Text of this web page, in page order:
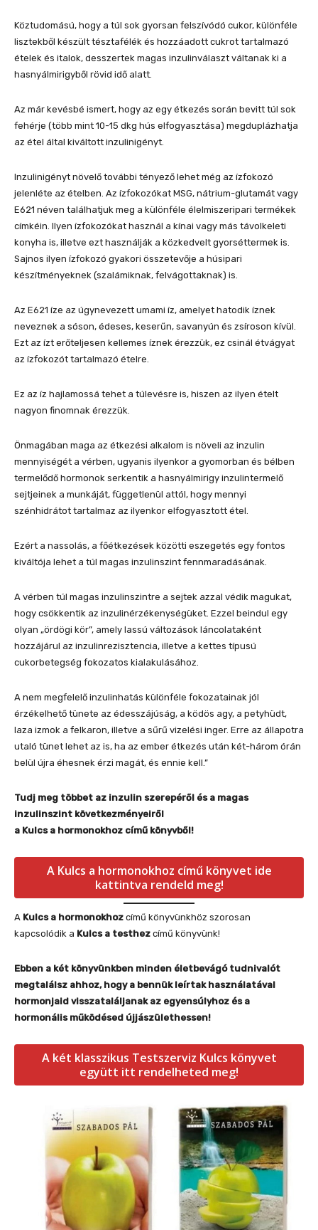
Köztudomású, hogy a túl sok gyorsan felszívódó cukor, különféle
lisztekből készült tésztafélék és hozzáadott cukrot tartalmazó
ételek és italok, desszertek magas inzulinválaszt váltanak ki a
hasnyálmirigyből rövid idő alatt.
Az már kevésbé ismert, hogy az egy étkezés során bevitt túl sok
fehérje (több mint 10-15 dkg hús elfogyasztása) megduplázhatja
az étel által kiváltott inzulinigényt.
Inzulinigényt növelő további tényező lehet még az ízfokozó
jelenléte az ételben. Az ízfokozókat MSG, nátrium-glutamát vagy
E621 néven találhatjuk meg a különféle élelmiszeripari termékek
címkéin. Ilyen ízfokozókat használ a kínai vagy más távolkeleti
konyha is, illetve ezt használják a közkedvelt gyorséttermek is.
Sajnos ilyen ízfokozó gyakori összetevője a húsipari
készítményeknek (szalámiknak, felvágottaknak) is.
Az E621 íze az úgynevezett umami íz, amelyet hatodik íznek
neveznek a sóson, édeses, keserűn, savanyún és zsíroson kívül.
Ezt az ízt erőteljesen kellemes íznek érezzük, ez csinál étvágyat
az ízfokozót tartalmazó ételre.
Ez az íz hajlamossá tehet a túlevésre is, hiszen az ilyen ételt
nagyon finomnak érezzük.
Önmagában maga az étkezési alkalom is növeli az inzulin
mennyiségét a vérben, ugyanis ilyenkor a gyomorban és bélben
termelődő hormonok serkentik a hasnyálmirigy inzulintermelő
sejtjeinek a munkáját, függetlenül attól, hogy mennyi
szénhidrátot tartalmaz az ilyenkor elfogyasztott étel.
Ezért a nassolás, a főétkezések közötti eszegetés egy fontos
kiváltója lehet a túl magas inzulinszint fennmaradásának.
A vérben túl magas inzulinszintre a sejtek azzal védik magukat,
hogy csökkentik az inzulinérzékenységüket. Ezzel beindul egy
olyan „ördögi kör”, amely lassú változások láncolataként
hozzájárul az inzulinrezisztencia, illetve a kettes típusú
cukorbetegség fokozatos kialakulásához.
A nem megfelelő inzulinhatás különféle fokozatainak jól
érzékelhető tünete az édesszájúság, a ködös agy, a petyhüdt,
laza izmok a felkaron, illetve a sűrű vizelési inger. Erre az állapotra
utaló tünet lehet az is, ha az ember étkezés után két-három órán
belül újra éhesnek érzi magát, és ennie kell.”
Tudj meg többet az inzulin szerepéről és a magas
inzulinszint következményeiről
a Kulcs a hormonokhoz című könyvből!
A Kulcs a hormonokhoz című könyvet ide
kattintva rendeld meg!
A Kulcs a hormonokhoz című könyvünkhöz szorosan
kapcsolódik a Kulcs a testhez című könyvünk!
Ebben a két könyvünkben minden életbevágó tudnivalót
megtalálsz ahhoz, hogy a bennük leírtak használatával
hormonjaid visszataláljanak az egyensúlyhoz és a
hormonális működésed újjászülethessen!
A két klasszikus Testszerviz Kulcs könyvet
együtt itt rendelheted meg!